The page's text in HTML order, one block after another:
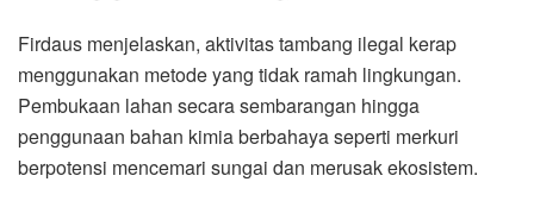
Firdaus menjelaskan, aktivitas tambang ilegal kerap
menggunakan metode yang tidak ramah lingkungan.
Pembukaan lahan secara sembarangan hingga
penggunaan bahan kimia berbahaya seperti merkuri
berpotensi mencemari sungai dan merusak ekosistem.